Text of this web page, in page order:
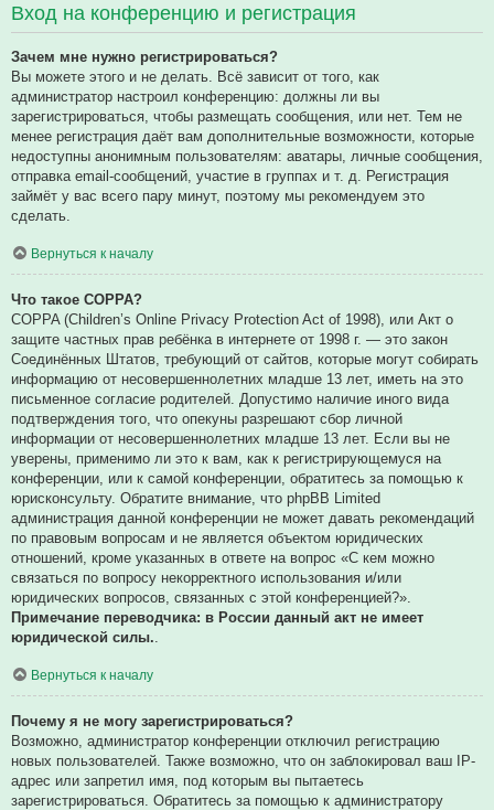
Вход на конференцию и регистрация
Зачем мне нужно регистрироваться?
Вы можете этого и не делать. Всё зависит от того, как
администратор настроил конференцию: должны ли вы
зарегистрироваться, чтобы размещать сообщения, или нет. Тем не
менее регистрация даёт вам дополнительные возможности, которые
недоступны анонимным пользователям: аватары, личные сообщения,
отправка email-сообщений, участие в группах и т. д. Регистрация
займёт у вас всего пару минут, поэтому мы рекомендуем это
сделать.
Вернуться к началу
Что такое COPPA?
COPPA (Children’s Online Privacy Protection Act of 1998), или Акт о
защите частных прав ребёнка в интернете от 1998 г. — это закон
Соединённых Штатов, требующий от сайтов, которые могут собирать
информацию от несовершеннолетних младше 13 лет, иметь на это
письменное согласие родителей. Допустимо наличие иного вида
подтверждения того, что опекуны разрешают сбор личной
информации от несовершеннолетних младше 13 лет. Если вы не
уверены, применимо ли это к вам, как к регистрирующемуся на
конференции, или к самой конференции, обратитесь за помощью к
юрисконсульту. Обратите внимание, что phpBB Limited
администрация данной конференции не может давать рекомендаций
по правовым вопросам и не является объектом юридических
отношений, кроме указанных в ответе на вопрос «С кем можно
связаться по вопросу некорректного использования и/или
юридических вопросов, связанных с этой конференцией?».
Примечание переводчика: в России данный акт не имеет
юридической силы..
Вернуться к началу
Почему я не могу зарегистрироваться?
Возможно, администратор конференции отключил регистрацию
новых пользователей. Также возможно, что он заблокировал ваш IP-
адрес или запретил имя, под которым вы пытаетесь
зарегистрироваться. Обратитесь за помощью к администратору